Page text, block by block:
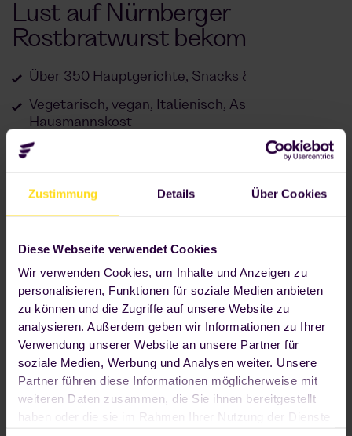
Zustimmung Details Über Cookies
Diese Webseite verwendet Cookies
Wir verwenden Cookies, um Inhalte und Anzeigen zu
personalisieren, Funktionen für soziale Medien anbieten
zu können und die Zugriffe auf unsere Website zu
analysieren. Außerdem geben wir Informationen zu Ihrer
Verwendung unserer Website an unsere Partner für
soziale Medien, Werbung und Analysen weiter. Unsere
Partner führen diese Informationen möglicherweise mit
weiteren Daten zusammen, die Sie ihnen bereitgestellt
haben oder die sie im Rahmen Ihrer Nutzung der Dienste
Lust auf Nürnberger
Rostbratwurst bekommen?
Über 350 Hauptgerichte, Snacks & Getränke
Vegetarisch, vegan, Italienisch, Asiatisch oder
Hausmannskost
Immer frisch: 2-3x pro Woche wird neu befüllt
Mehr erfahren